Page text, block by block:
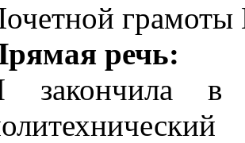
речь:
закончила в